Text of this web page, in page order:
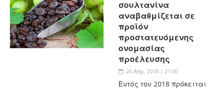
σουλτανίνα
αναβαθμίζεται σε
προϊόν
προστατευόμενης
ονομασίας
προέλευσης
26 Απρ, 2018 | 21:00
Εντός του 2018 πρόκειται